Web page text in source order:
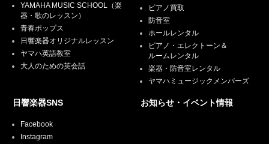
YAMAHA MUSIC SCHOOL（楽
器・歌のレッスン）
青春ポップス
日響楽器オリジナルレッスン
ヤマハ英語教室
大人のための英会話
ピアノ買取
防音室
ホールレンタル
ピアノ・エレクトーン＆
ルームレンタル
楽器・防音室レンタル
ヤマハミュージックメンバーズ
日響楽器SNS
Facebook
Instagram
お知らせ・イベント情報